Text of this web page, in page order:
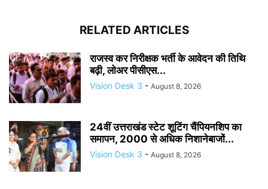
RELATED ARTICLES
राजस्व कर निरीक्षक भर्ती के आवेदन की तिथि
बढ़ी, लोअर पीसीएस...
Vision Desk 3 - August 8, 2026
24वीं उत्तराखंड स्टेट शूटिंग चैंपियनशिप का
समापन, 2000 से अधिक निशानेबाजों...
Vision Desk 3 - August 8, 2026